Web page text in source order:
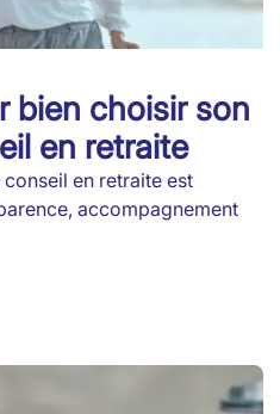
bien choisir son
en retraite
en retraite est
accompagnement